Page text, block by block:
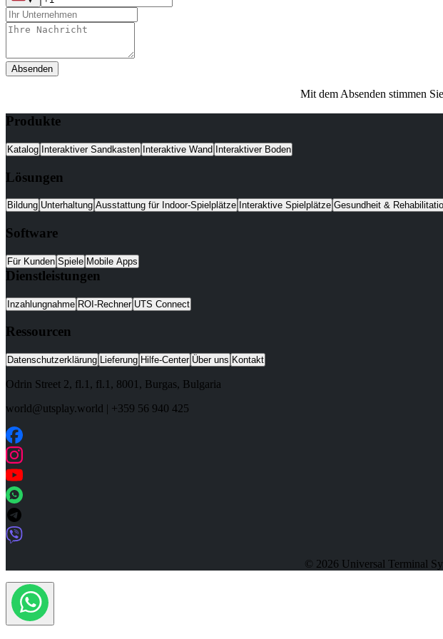
Absenden
Mit dem Absenden stimmen
Produkte
Katalog Interaktiver Sandkasten Interaktive Wand Interaktiver Boden
Lösungen
Bildung Unterhaltung Ausstattung für Indoor-Spielplätze Interaktive Spielplätze Gesundheit &
Software
Für Kunden Spiele Mobile Apps
Dienstleistungen
Inzahlungnahme ROI-Rechner UTS Connect
Ressourcen
Datenschutzerklärung Lieferung Hilfe-Center Über uns Kontakt
Odrin Street 2, fl.1 , fl.1, 8001 , Burgas, Bulgaria
world@utsplay.world | +359 56 940 425
© 2026 Universal Terminal